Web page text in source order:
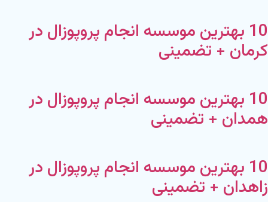
10 بهترین موسسه انجام پروپوزال در
کرمان + تضمینی
10 بهترین موسسه انجام پروپوزال در
همدان + تضمینی
10 بهترین موسسه انجام پروپوزال در
زاهدان + تضمینی